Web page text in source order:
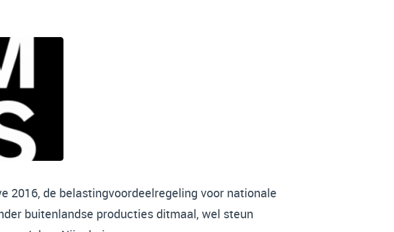
2016, de belastingvoordeelregeling voor nationale
buitenlandse producties ditmaal, wel steun